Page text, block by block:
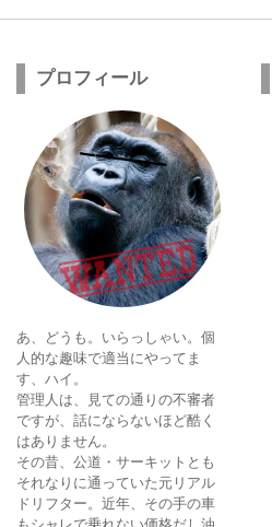
プロフィール
あ、どうも。いらっしゃい。個
人的な趣味で適当にやってま
す、ハイ。
管理人は、見ての通りの不審者
ですが、話にならないほど酷く
はありません。
その昔、公道・サーキットとも
それなりに通っていた元リアル
ドリフター。近年、その手の車